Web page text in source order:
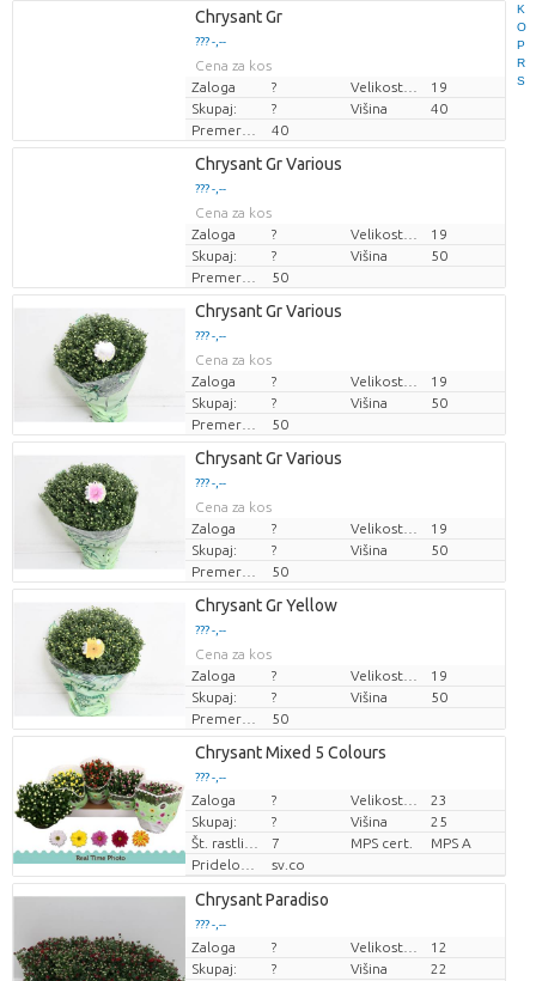
K
O
P
R
S
Loading...
??? -,--
Cena za kos
Loading...
??? -,--
Cena za kos
Loading...
??? -,--
Cena za kos
Loading...
??? -,--
Cena za kos
Loading...
??? -,--
Cena za kos
Loading...
??? -,--
Cena za kos
Loading...
??? -,--
Cena za kos
Chrysant Gr
??? -,--
Cena za kos
Zaloga
?
19
Skupaj:
? Višina
40
Premer rastline
40
Chrysant Gr Various
??? -,--
Cena za kos
Zaloga
?
19
Skupaj:
? Višina
50
Premer rastline
50
Chrysant Gr Various
??? -,--
Cena za kos
Zaloga
?
19
Skupaj:
? Višina
50
Premer rastline
50
Chrysant Gr Various
??? -,--
Cena za kos
Zaloga
?
19
Skupaj:
? Višina
50
Premer rastline
50
Chrysant Gr Yellow
??? -,--
Cena za kos
Zaloga
?
19
Skupaj:
? Višina
50
Premer rastline
50
Chrysant Mixed 5 Colours
??? -,--
Cena za kos
Zaloga ?
23
Skupaj:
? Višina
25
7 MPS cert.
MPS A
sv.co
Chrysant Paradiso
??? -,--
Cena za kos
Zaloga ?
12
Skupaj:
? Višina
22